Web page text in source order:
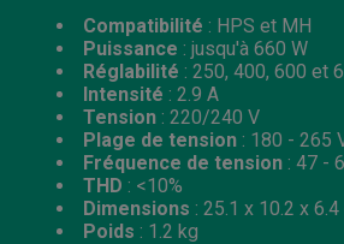
Compatibilité : HPS et MH
Puissance : jusqu'à 660 W
Réglabilité : 250, 400, 600 et
Intensité : 2.9 A
Tension : 220/240 V
Plage de tension : 180 - 265
Fréquence de tension : 47 -
THD : <10%
Dimensions : 25.1 x 10.2 x 6.4
Poids : 1.2 kg